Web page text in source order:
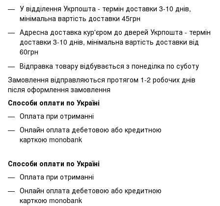
У відділення Укрпошта - термін доставки 3-10 днів,
мінімальна вартість доставки 45грн
Адресна доставка кур'єром до дверей Укрпошта - термін
доставки 3-10 днів, мінімальна вартість доставки від
60грн
Відправка товару відбувається з понеділка по суботу
Замовлення відправляються протягом 1-2 робочих днів
після оформлення замовлення
Способи оплати по Україні
Оплата при отриманні
Онлайн оплата дебетовою або кредитною
карткою monobank
Способи оплати по Україні
Оплата при отриманні
Онлайн оплата дебетовою або кредитною
карткою monobank